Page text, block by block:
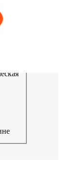
помощь